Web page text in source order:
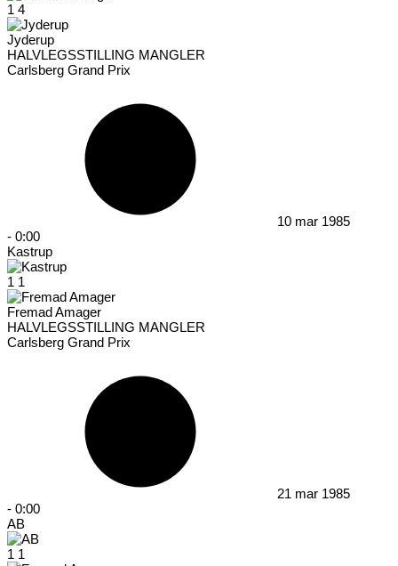
1 4
Jyderup
HALVLEGSSTILLING MANGLER
Carlsberg Grand Prix
10 mar 1985
- 0:00
Kastrup
1 1
Fremad Amager
HALVLEGSSTILLING MANGLER
Carlsberg Grand Prix
21 mar 1985
- 0:00
AB
1 1